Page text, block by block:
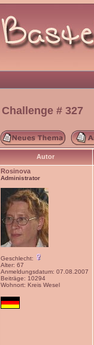
Challenge # 327
Autor
Rosinova
Administrator
Geschlecht:
Alter: 67
Anmeldungsdatum: 07.08.2007
Beiträge: 10294
Wohnort: Kreis Wesel